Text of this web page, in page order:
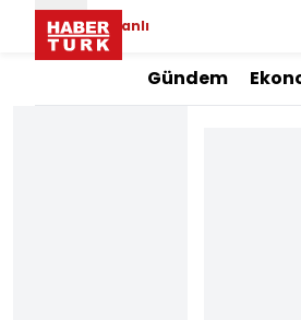
Canlı
Gündem